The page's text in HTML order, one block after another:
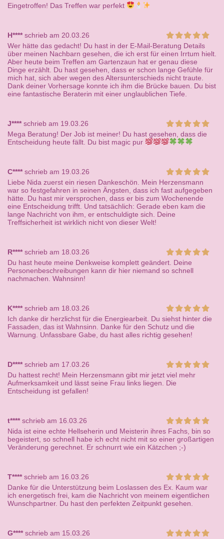
Eingetroffen! Das Treffen war perfekt
H****schrieb am 20.03.26
Wer hätte das gedacht! Du hast in der E-Mail-Beratung Details
über meinen Nachbarn gesehen, die ich erst für einen Irrtum hielt.
Aber heute beim Treffen am Gartenzaun hat er genau diese
Dinge erzählt. Du hast gesehen, dass er schon lange Gefühle für
mich hat, sich aber wegen des Altersunterschieds nicht traute.
Dank deiner Vorhersage konnte ich ihm die Brücke bauen. Du bist
eine fantastische Beraterin mit einer unglaublichen Tiefe.
J****schrieb am 19.03.26
Mega Beratung! Der Job ist meiner! Du hast gesehen, dass die
Entscheidung heute fällt. Du bist magic pur
C****schrieb am 19.03.26
Liebe Nida zuerst ein riesen Dankeschön. Mein Herzensmann
war so festgefahren in seinen Ängsten, dass ich fast aufgegeben
hätte. Du hast mir versprochen, dass er bis zum Wochenende
eine Entscheidung trifft. Und tatsächlich: Gerade eben kam die
lange Nachricht von ihm, er entschuldigte sich. Deine
Treffsicherheit ist wirklich nicht von dieser Welt!
R****schrieb am 18.03.26
Du hast heute meine Denkweise komplett geändert. Deine
Personenbeschreibungen kann dir hier niemand so schnell
nachmachen. Wahnsinn!
K****schrieb am 18.03.26
Ich danke dir herzlichst für die Energiearbeit. Du siehst hinter die
Fassaden, das ist Wahnsinn. Danke für den Schutz und die
Warnung. Unfassbare Gabe, du hast alles richtig gesehen!
D****schrieb am 17.03.26
Du hattest recht! Mein Herzensmann gibt mir jetzt viel mehr
Aufmerksamkeit und lässt seine Frau links liegen. Die
Entscheidung ist gefallen!
t****schrieb am 16.03.26
Nida ist eine echte Hellseherin und Meisterin ihres Fachs, bin so
begeistert, so schnell habe ich echt nicht mit so einer großartigen
Veränderung gerechnet. Er schnurrt wie ein Kätzchen ;-)
T****schrieb am 16.03.26
Danke für die Unterstützung beim Loslassen des Ex. Kaum war
ich energetisch frei, kam die Nachricht von meinem eigentlichen
Wunschpartner. Du hast den perfekten Zeitpunkt gesehen.
G****schrieb am 15.03.26